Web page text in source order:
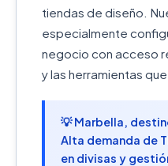
tiendas de diseño.
especialmente
negocio con acceso
y las herramientas
💡 Marbella,
Alta demanda de
en divisas y